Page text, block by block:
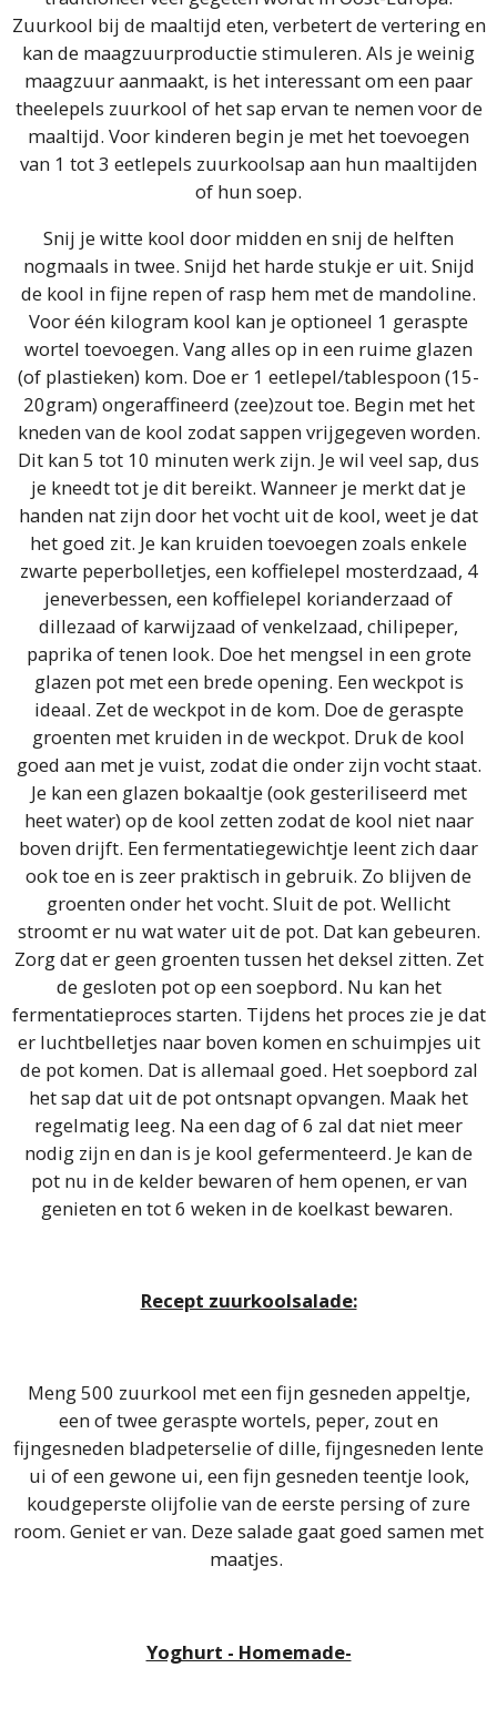
Zuurkool bij de maaltijd eten, verbetert de vertering en
kan de maagzuurproductie stimuleren. Als je weinig
maagzuur aanmaakt, is het interessant om een paar
theelepels zuurkool of het sap ervan te nemen voor de
maaltijd. Voor kinderen begin je met het toevoegen
van 1 tot 3 eetlepels zuurkoolsap aan hun maaltijden
of hun soep.
Snij je witte kool door midden en snij de helften
nogmaals in twee. Snijd het harde stukje er uit. Snijd
de kool in fijne repen of rasp hem met de mandoline.
Voor één kilogram kool kan je optioneel 1 geraspte
wortel toevoegen. Vang alles op in een ruime glazen
(of plastieken) kom. Doe er 1 eetlepel/tablespoon (15-
20gram) ongeraffineerd (zee)zout toe. Begin met het
kneden van de kool zodat sappen vrijgegeven worden.
Dit kan 5 tot 10 minuten werk zijn. Je wil veel sap, dus
je kneedt tot je dit bereikt. Wanneer je merkt dat je
handen nat zijn door het vocht uit de kool, weet je dat
het goed zit. Je kan kruiden toevoegen zoals enkele
zwarte peperbolletjes, een koffielepel mosterdzaad, 4
jeneverbessen, een koffielepel korianderzaad of
dillezaad of karwijzaad of venkelzaad, chilipeper,
paprika of tenen look. Doe het mengsel in een grote
glazen pot met een brede opening. Een weckpot is
ideaal. Zet de weckpot in de kom. Doe de geraspte
groenten met kruiden in de weckpot. Druk de kool
goed aan met je vuist, zodat die onder zijn vocht staat.
Je kan een glazen bokaaltje (ook gesteriliseerd met
heet water) op de kool zetten zodat de kool niet naar
boven drijft. Een fermentatiegewichtje leent zich daar
ook toe en is zeer praktisch in gebruik. Zo blijven de
groenten onder het vocht. Sluit de pot. Wellicht
stroomt er nu wat water uit de pot. Dat kan gebeuren.
Zorg dat er geen groenten tussen het deksel zitten. Zet
de gesloten pot op een soepbord. Nu kan het
fermentatieproces starten. Tijdens het proces zie je dat
er luchtbelletjes naar boven komen en schuimpjes uit
de pot komen. Dat is allemaal goed. Het soepbord zal
het sap dat uit de pot ontsnapt opvangen. Maak het
regelmatig leeg. Na een dag of 6 zal dat niet meer
nodig zijn en dan is je kool gefermenteerd. Je kan de
pot nu in de kelder bewaren of hem openen, er van
genieten en tot 6 weken in de koelkast bewaren.
Recept zuurkoolsalade:
Meng 500 zuurkool met een fijn gesneden appeltje,
een of twee geraspte wortels, peper, zout en
fijngesneden bladpeterselie of dille, fijngesneden lente
ui of een gewone ui, een fijn gesneden teentje look,
koudgeperste olijfolie van de eerste persing of zure
room. Geniet er van. Deze salade gaat goed samen met
maatjes.
Yoghurt - Homemade-